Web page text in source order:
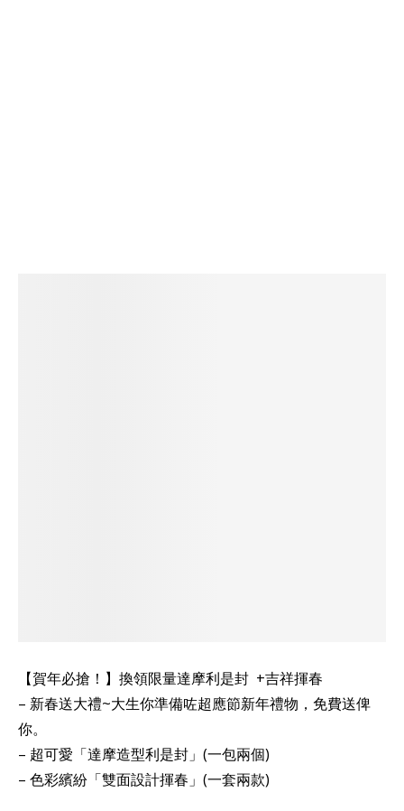
【賀年必搶！】換領限量達摩利是封 +吉祥揮春
– 新春送大禮~大生你準備咗超應節新年禮物，免費送俾
你。
– 超可愛「達摩造型利是封」(一包兩個)
– 色彩繽紛「雙面設計揮春」(一套兩款)